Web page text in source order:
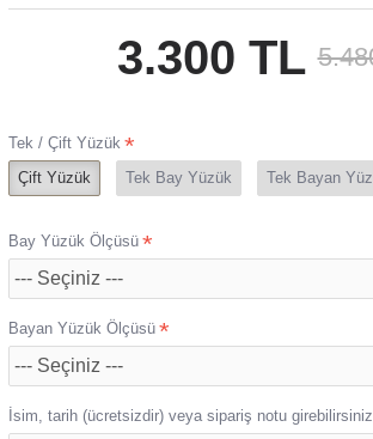
3.300 TL
Tek / Çift Yüzük
Çift Yüzük
Tek Bay Yüzük Tek Bayan
Bay Yüzük Ölçüsü
Bayan Yüzük Ölçüsü
İsim, tarih (ücretsizdir) veya sipariş notu